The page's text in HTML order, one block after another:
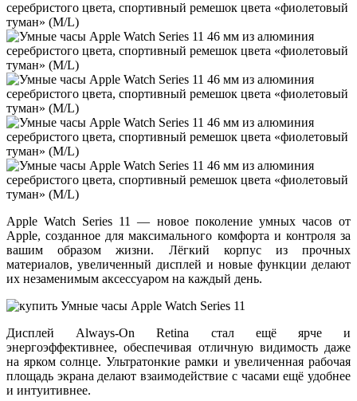
Apple Watch Series 11
— новое поколение умных часов от
Apple, созданное для максимального комфорта и контроля за
вашим образом жизни. Лёгкий корпус из прочных
материалов, увеличенный дисплей и новые функции делают
их незаменимым аксессуаром на каждый день.
Дисплей Always-On Retina стал ещё ярче и
энергоэффективнее, обеспечивая отличную видимость даже
на ярком солнце. Ультратонкие рамки и увеличенная рабочая
площадь экрана делают взаимодействие с часами ещё удобнее
и интуитивнее.